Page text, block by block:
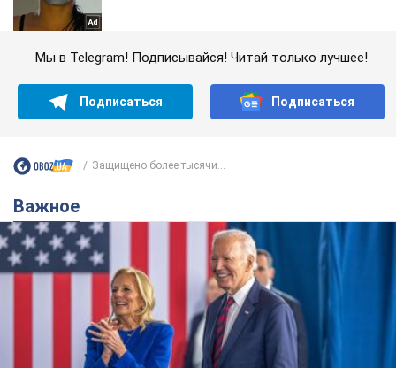
Мы в Telegram! Подписывайся! Читай только лучшее!
Подписаться Подписаться
Защищено более тысячи...
Важное